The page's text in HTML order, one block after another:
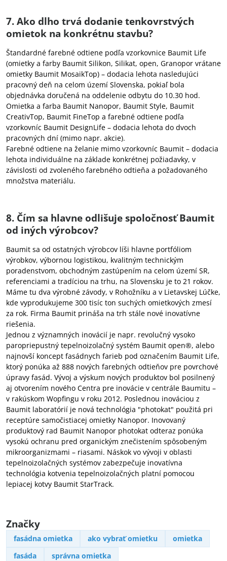
7. Ako dlho trvá dodanie tenkovrstvých
omietok na konkrétnu stavbu?
Štandardné farebné odtiene podľa vzorkovnice Baumit Life
(omietky a farby Baumit Silikon, Silikat, open, Granopor vrátane
omietky Baumit MosaikTop) – dodacia lehota nasledujúci
pracovný deň na celom území Slovenska, pokiaľ bola
objednávka doručená na oddelenie odbytu do 10.30 hod.
Omietka a farba Baumit Nanopor, Baumit Style, Baumit
CreativTop, Baumit FineTop a farebné odtiene podľa
vzorkovníc Baumit DesignLife – dodacia lehota do dvoch
pracovných dní (mimo napr. akcie).
Farebné odtiene na želanie mimo vzorkovníc Baumit – dodacia
lehota individuálne na základe konkrétnej požiadavky, v
závislosti od zvoleného farebného odtieňa a požadovaného
množstva materiálu.
8. Čím sa hlavne odlišuje spoločnosť Baumit
od iných výrobcov?
Baumit sa od ostatných výrobcov líši hlavne portfóliom
výrobkov, výbornou logistikou, kvalitným technickým
poradenstvom, obchodným zastúpením na celom území SR,
referenciami a tradíciou na trhu, na Slovensku je to 21 rokov.
Máme tu dva výrobné závody, v Rohožníku a v Lietavskej Lúčke,
kde vyprodukujeme 300 tisíc ton suchých omietkových zmesí
za rok. Firma Baumit prináša na trh stále nové inovatívne
riešenia.
Jednou z významných inovácií je napr. revolučný vysoko
paropriepustný tepelnoizolačný systém Baumit open®, alebo
najnovší koncept fasádnych farieb pod označením Baumit Life,
ktorý ponúka až 888 nových farebných odtieňov pre povrchové
úpravy fasád. Vývoj a výskum nových produktov bol posilnený
aj otvorením nového Centra pre inovácie v centrále Baumitu –
v rakúskom Wopfingu v roku 2012. Poslednou inováciou z
Baumit laboratórií je nová technológia "photokat" použitá pri
receptúre samočistiacej omietky Nanopor. Inovovaný
produktový rad Baumit Nanopor photokat odteraz ponúka
vysokú ochranu pred organickým znečistením spôsobeným
mikroorganizmami – riasami. Náskok vo vývoji v oblasti
tepelnoizolačných systémov zabezpečuje inovatívna
technológia kotvenia tepelnoizolačných platní pomocou
lepiacej kotvy Baumit StarTrack.
Značky
fasádna omietka ako vybrať omietku
omietka
fasáda
správna omietka